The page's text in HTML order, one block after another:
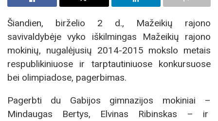
Šiandien, birželio 2 d., Mažeikių rajono
savivaldybėje vyko iškilmingas Mažeikių rajono
mokinių, nugalėjusių 2014-2015 mokslo metais
respublikiniuose ir tarptautiniuose konkursuose
bei olimpiadose, pagerbimas.
Pagerbti du Gabijos gimnazijos mokiniai –
Mindaugas Bertys, Elvinas Ribinskas – ir